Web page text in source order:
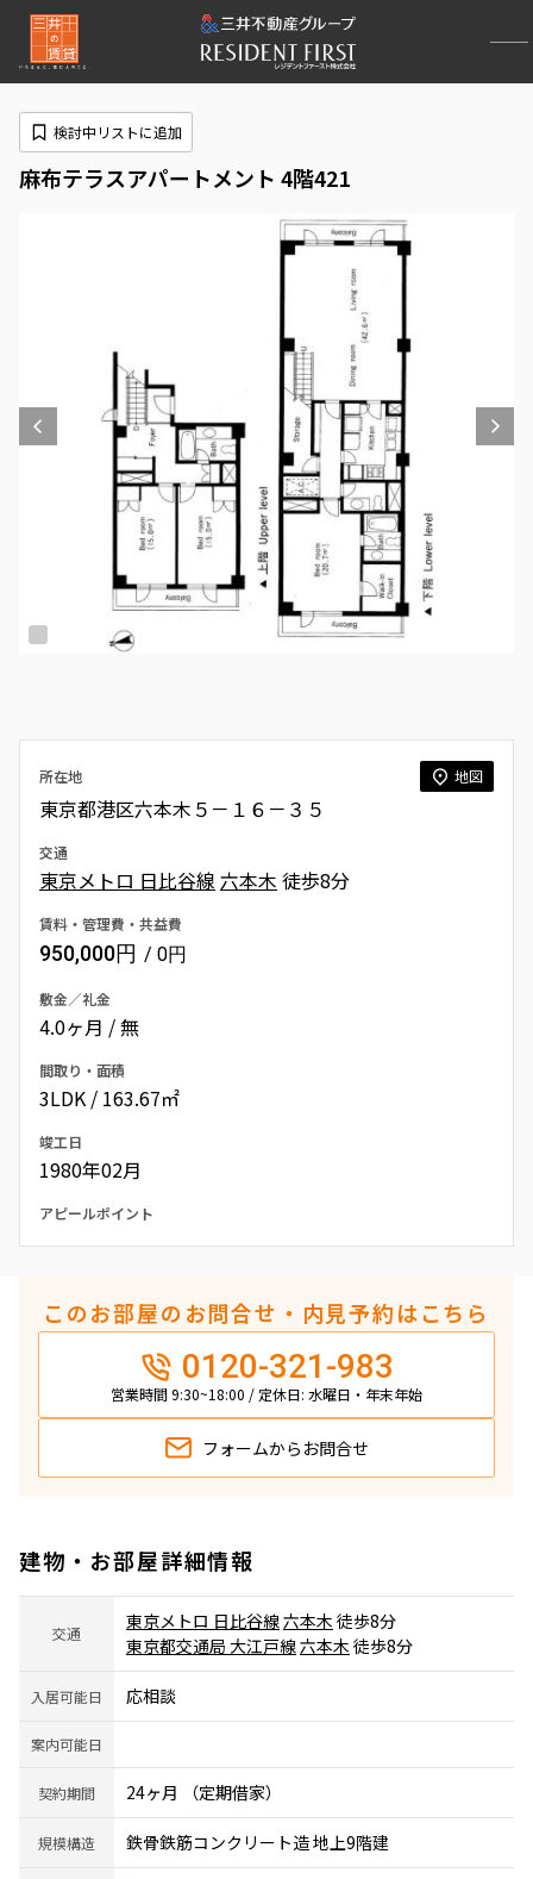
麻布テラスアパートメント 4階421
検討中リストに追加
所在地 地図
東京都港区六本木５－１６－３５
交通
東京メトロ 日比谷線 六本木 徒歩8分
賃料・管理費・共益費
950,000円 / 0円
敷金／礼金
4.0ヶ月 / 無
間取り・面積
3LDK / 163.67㎡
竣工日
1980年02月
アピールポイント
このお部屋のお問合せ・内見予約はこちら
0120-321-983
営業時間 9:30~18:00 / 定休日: 水曜日・年末年始
フォームから お問合せ
建物・お部屋詳細情報
交通
東京メトロ 日比谷線六本木 徒歩8分
東京都交通局 大江戸線六本木 徒歩8分
入居可能日 応相談
案内可能日
契約期間 24ヶ月 （定期借家）
規模構造 鉄骨鉄筋コンクリート造 地上9階建